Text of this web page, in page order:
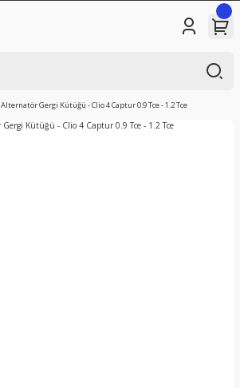
Alternatör Gergi Kütüğü - Clio 4 Captur 0.9 Tce - 1.2 Tce